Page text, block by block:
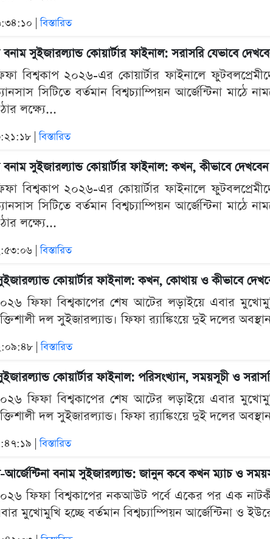
|বিস্তারিত
বনাম সুইজারল্যান্ড কোয়ার্টার ফাইনাল: সরাসরি যেভাবে
বিশ্বকাপ ২০২৬-এর কোয়ার্টার ফাইনালে
সিটিতে বর্তমান বিশ্বচ্যাম্পিয়ন আর্জেন্টিনা মাঠে
লক্ষ্যে...
|বিস্তারিত
বনাম সুইজারল্যান্ড কোয়ার্টার ফাইনাল: কখন, কীভাবে
বিশ্বকাপ ২০২৬-এর কোয়ার্টার ফাইনালে
সিটিতে বর্তমান বিশ্বচ্যাম্পিয়ন আর্জেন্টিনা মাঠে
লক্ষ্যে...
|বিস্তারিত
কোয়ার্টার ফাইনাল: কখন, কোথায় ও কীভাবে
ফিফা বিশ্বকাপের শেষ আটের লড়াইয়ে এবার
দল সুইজারল্যান্ড। ফিফা র‍্যাঙ্কিংয়ে দুই দলের
|বিস্তারিত
কোয়ার্টার ফাইনাল: পরিসংখ্যান, সময়সূচী ও
ফিফা বিশ্বকাপের শেষ আটের লড়াইয়ে এবার
দল সুইজারল্যান্ড। ফিফা র‍্যাঙ্কিংয়ে দুই দলের
|বিস্তারিত
আর্জেন্টিনা বনাম সুইজারল্যান্ড: জানুন কবে কখন ম্যাচ ও
ফিফা বিশ্বকাপের নকআউট পর্বে একের পর এক
মুখোমুখি হচ্ছে বর্তমান বিশ্বচ্যাম্পিয়ন আর্জেন্টিনা ও